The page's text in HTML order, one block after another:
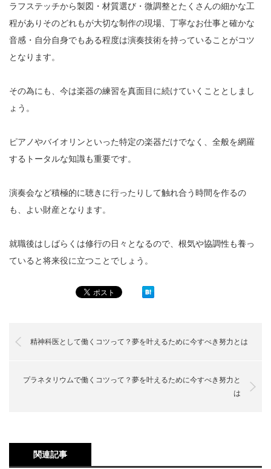
ラフステッチから製図・材質選び・微調整とたくさんの細かな工
程がありそのどれもが大切な制作の現場、丁寧なお仕事と確かな
音感・自分自身でもある程度は演奏技術を持っていることがコツ
となります。
その為にも、今は楽器の練習を真面目に続けていくこととしまし
ょう。
ピアノやバイオリンといった特定の楽器だけでなく、全般を網羅
するトータルな知識も重要です。
演奏会など積極的に聴きに行ったりして触れ合う時間を作るの
も、よい財産となります。
就職後はしばらくは修行の日々となるので、根気や協調性も養っ
ていると将来役に立つことでしょう。
精神科医として働くコツって？夢を叶えるために今すべき努力とは
プラネタリウムで働くコツって？夢を叶えるために今すべき努力と
は
関連記事